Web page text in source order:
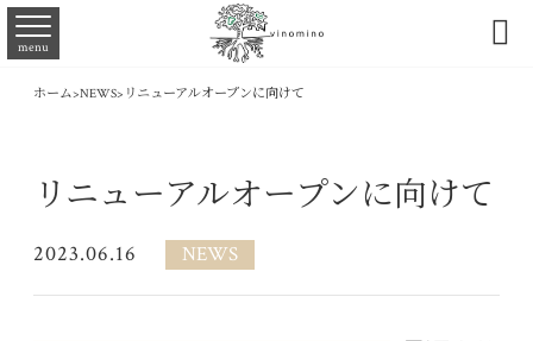
menu 
ホーム>NEWS> リニューアルオープンに向けて
リニューアルオープンに向けて
2023.06.16 NEWS